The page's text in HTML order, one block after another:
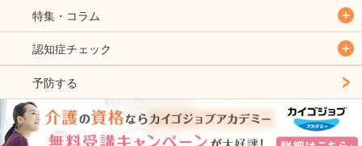
特集・コラム
認知症チェック
予防する